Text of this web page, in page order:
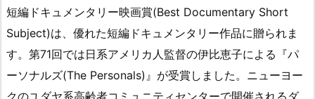
短編ドキュメンタリー映画賞(Best Documentary Short
Subject)は、優れた短編ドキュメンタリー作品に贈られま
す。第71回では日系アメリカ人監督の伊比恵子による『パ
ーソナルズ(The Personals)』が受賞しました。ニューヨー